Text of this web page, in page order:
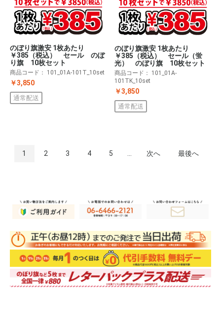
のぼり旗激安 1枚あたり
￥385（税込） セール のぼ
り旗 10枚セット
商品コード： 101_01A-101T_10set
￥3,850
通常配送
のぼり旗激安 1枚あたり
￥385（税込） セール（蛍
光） のぼり旗 10枚セット
商品コード： 101_01A-
101TK_10set
￥3,850
通常配送
1 2 3 4 5 次へ 最後へ